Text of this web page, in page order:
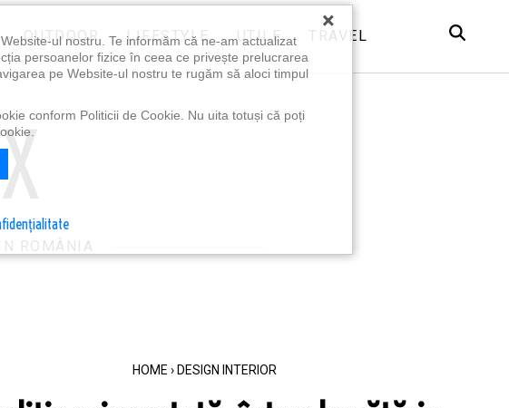
OUTDOOR LIFESTYLE UTILE TRAVEL
ROMÂNIA
HOME › DESIGN INTERIOR
×
ul nostru. Te informăm că ne-am actualizat
persoanelor fizice în ceea ce privește prelucrarea
pe Website-ul nostru te rugăm să aloci timpul
conform Politicii de Cookie. Nu uita totuși că poți